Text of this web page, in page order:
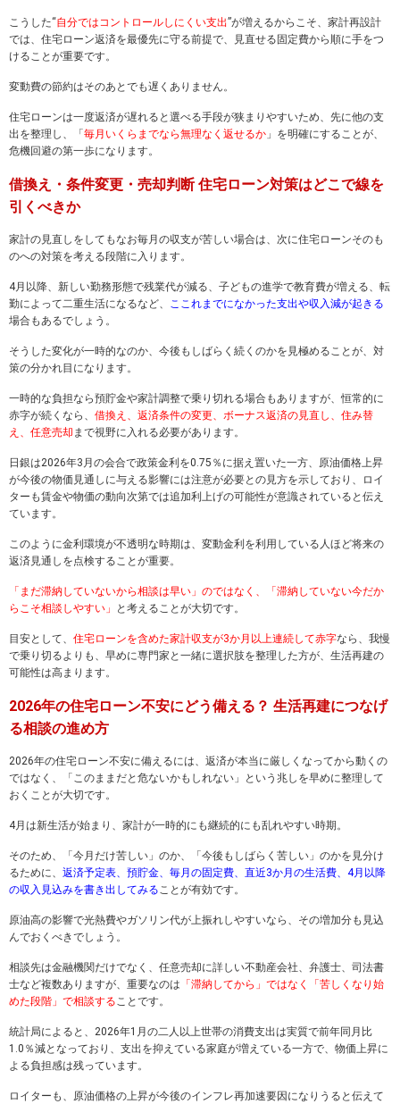
こうした“自分ではコントロールしにくい支出”が増えるからこそ、家計再設計
では、住宅ローン返済を最優先に守る前提で、見直せる固定費から順に手をつ
けることが重要です。
変動費の節約はそのあとでも遅くありません。
住宅ローンは一度返済が遅れると選べる手段が狭まりやすいため、先に他の支
出を整理し、「 毎月いくらまでなら無理なく返せるか 」を明確にすることが、
危機回避の第一歩になります。
借換え・条件変更・売却判断 住宅ローン対策はどこで線を
引くべきか
家計の見直しをしてもなお毎月の収支が苦しい場合は、次に住宅ローンそのも
のへの対策を考える段階に入ります。
4月以降、新しい勤務形態で残業代が減る、子どもの進学で教育費が増える、転
勤によって二重生活になるなど、 ここれまでになかった支出や収入減が起きる
場合もあるでしょう。
そうした変化が一時的なのか、今後もしばらく続くのかを見極めることが、対
策の分かれ目になります。
一時的な負担なら預貯金や家計調整で乗り切れる場合もありますが、恒常的に
赤字が続くなら、 借換え、返済条件の変更、ボーナス返済の見直し、住み替
え、任意売却 まで視野に入れる必要があります。
日銀は2026年3月の会合で政策金利を0.75％に据え置いた一方、原油価格上昇
が今後の物価見通しに与える影響には注意が必要との見方を示しており、ロイ
ターも賃金や物価の動向次第では追加利上げの可能性が意識されていると伝え
ています。
このように金利環境が不透明な時期は、変動金利を利用している人ほど将来の
返済見通しを点検することが重要。
「まだ滞納していないから相談は早い」のではなく、「滞納していない今だか
らこそ相談しやすい」
と考えることが大切です。
目安として、 住宅ローンを含めた家計収支が3か月以上連続して赤字なら、我慢
で乗り切るよりも、早めに専門家と一緒に選択肢を整理した方が、生活再建の
可能性は高まります。
2026年の住宅ローン不安にどう備える？ 生活再建につなげ
る相談の進め方
2026年の住宅ローン不安に備えるには、返済が本当に厳しくなってから動くの
ではなく、「このままだと危ないかもしれない」という兆しを早めに整理して
おくことが大切です。
4月は新生活が始まり、家計が一時的にも継続的にも乱れやすい時期。
そのため、「今月だけ苦しい」のか、「今後もしばらく苦しい」のかを見分け
るために、 返済予定表、預貯金、毎月の固定費、直近3か月の生活費、4月以降
の収入見込みを書き出してみることが有効です。
原油高の影響で光熱費やガソリン代が上振れしやすいなら、その増加分も見込
んでおくべきでしょう。
相談先は金融機関だけでなく、任意売却に詳しい不動産会社、弁護士、司法書
士など複数ありますが、重要なのは 「滞納してから」ではなく「苦しくなり始
めた段階」で相談することです。
統計局によると、2026年1月の二人以上世帯の消費支出は実質で前年同月比
1.0％減となっており、支出を抑えている家庭が増えている一方で、物価上昇に
よる負担感は残っています。
ロイターも、原油価格の上昇が今後のインフレ再加速要因になりうると伝えて